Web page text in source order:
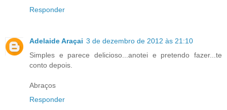
Responder
Adelaide Araçai 3 de dezembro de 2012 às 21:10
Simples e parece delicioso...anotei e pretendo fazer...te
conto depois.
Abraços
Responder